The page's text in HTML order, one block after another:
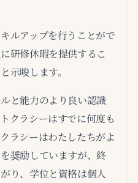
ルアップを行うことがで
研修休暇を提供するこ
示唆します。
と能力のより良い認識
クラシーはすでに何度も
ラシーはわたしたちがよ
奨励していますが、終
り、学位と資格は個人